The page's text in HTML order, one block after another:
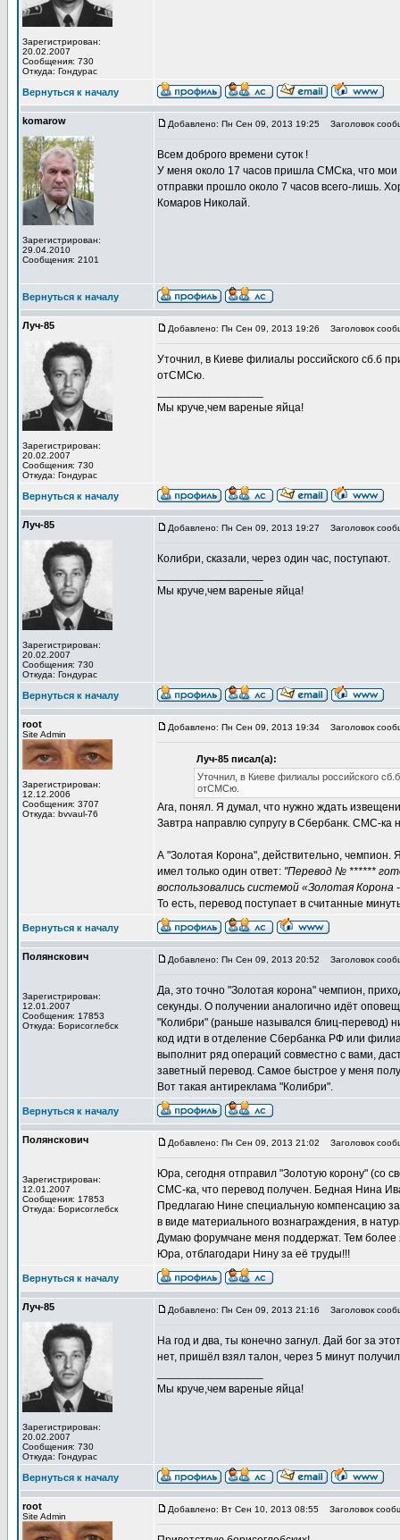
Зарегистрирован:
20.02.2007
Сообщения: 730
Откуда: Гондурас
Вернуться к началу
komarow
Зарегистрирован:
29.04.2010
Сообщения: 2101
Добавлено: Пн Сен 09, 2013 19:25 Заголовок
Всем доброго времени суток !
У меня около 17 часов пришла СМСка, что мои
отправки прошло около 7 часов всего-лишь.
Комаров Николай.
Вернуться к началу
Луч-85
Зарегистрирован:
20.02.2007
Сообщения: 730
Откуда: Гондурас
Добавлено: Пн Сен 09, 2013 19:26 Заголовок
Уточнил, в Киеве филиалы российского сб.б
отСМСю.
Мы круче,чем вареные яйца!
Вернуться к началу
Луч-85
Зарегистрирован:
20.02.2007
Сообщения: 730
Откуда: Гондурас
Добавлено: Пн Сен 09, 2013 19:27 Заголовок
Колибри, сказали, через один час, поступают.
Мы круче,чем вареные яйца!
Вернуться к началу
root
Site Admin
Зарегистрирован:
12.12.2006
Сообщения: 3707
Откуда: bvvaul-76
Добавлено: Пн Сен 09, 2013 19:34 Заголовок
Луч-85 писал(а):
Уточнил, в Киеве филиалы российского
отСМСю.
Ага, понял. Я думал, что нужно ждать
Завтра направлю супругу в Сбербанк. СМС-ка
А "Золотая Корона", действительно, чемпион.
имел только один ответ: "Перевод № ******
воспользовались системой «Золотая
То есть, перевод поступает в считанные
Вернуться к началу
Полянскович
Зарегистрирован:
12.01.2007
Сообщения: 17853
Откуда: Борисоглебск
Добавлено: Пн Сен 09, 2013 20:52 Заголовок
Да, это точно "Золотая корона" чемпион,
секунды. О получении аналогично идёт
"Колибри" (раньше назывался блиц-перевод)
код идти в отделение Сбербанка РФ или
выполнит ряд операций совместно с вами,
заветный перевод. Самое быстрое у меня
Вот такая антиреклама "Колибри".
Вернуться к началу
Полянскович
Зарегистрирован:
12.01.2007
Сообщения: 17853
Откуда: Борисоглебск
Добавлено: Пн Сен 09, 2013 21:02 Заголовок
Юра, сегодня отправил "Золотую корону" (со
СМС-ка, что перевод получен. Бедная Нина
Предлагаю Нине специальную компенсацию
в виде материального вознаграждения, в
Думаю форумчане меня поддержат. Тем более
Юра, отблагодари Нину за её труды!!!
Вернуться к началу
Луч-85
Зарегистрирован:
20.02.2007
Сообщения: 730
Откуда: Гондурас
Добавлено: Пн Сен 09, 2013 21:16 Заголовок
На год и два, ты конечно загнул. Дай бог за
нет, пришёл взял талон, через 5 минут
Мы круче,чем вареные яйца!
Вернуться к началу
root
Site Admin
Добавлено: Вт Сен 10, 2013 08:55 Заголовок